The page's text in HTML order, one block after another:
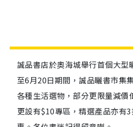
誠品書店於奧海城舉行首個大型
至6月20日期間，誠品曬書市集
各種生活選物，部分更限量減價
更設有$10專區，精選產品亦有